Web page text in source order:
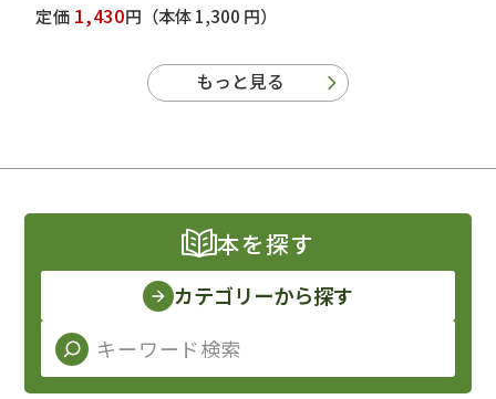
定価 1,430円 （本体 1,300 円）
もっと見る
本を探す
カテゴリーから探す